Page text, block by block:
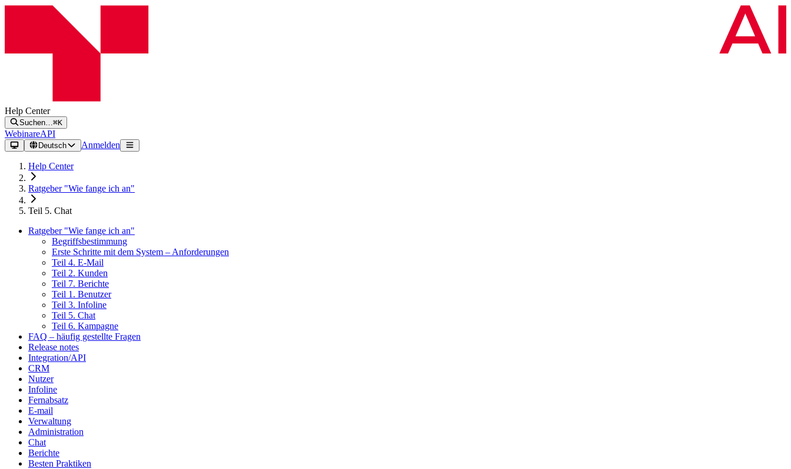
Help Center
Suchen… ⌘K
WebinareAPI
Deutsch Anmelden
Help Center
Ratgeber "Wie fange ich an"
Teil 5. Chat
Ratgeber "Wie fange ich an"
Begriffsbestimmung
Erste Schritte mit dem System – Anforderungen
Teil 4. E-Mail
Teil 2. Kunden
Teil 7. Berichte
Teil 1. Benutzer
Teil 3. Infoline
Teil 5. Chat
Teil 6. Kampagne
FAQ – häufig gestellte Fragen
Release notes
Integration/API
CRM
Nutzer
Infoline
Fernabsatz
E-mail
Verwaltung
Administration
Chat
Berichte
Besten Praktiken